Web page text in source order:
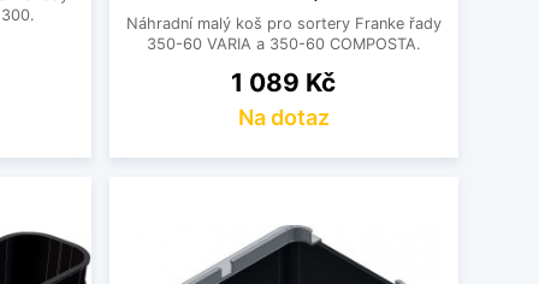
Náhradní malý koš pro sortery Franke řady
350-60 VARIA a 350-60 COMPOSTA.
Cena
1 089 Kč
Na dotaz